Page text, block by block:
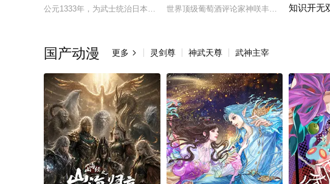
公元1333年，为武士统治日本奠定基石的镰仓幕府，因其所信任的幕臣——足利尊
世界顶级葡萄酒评论家神咲丰多香去世以后，
知识开无
国产动漫 更多  灵剑尊 神武天尊 武神主宰